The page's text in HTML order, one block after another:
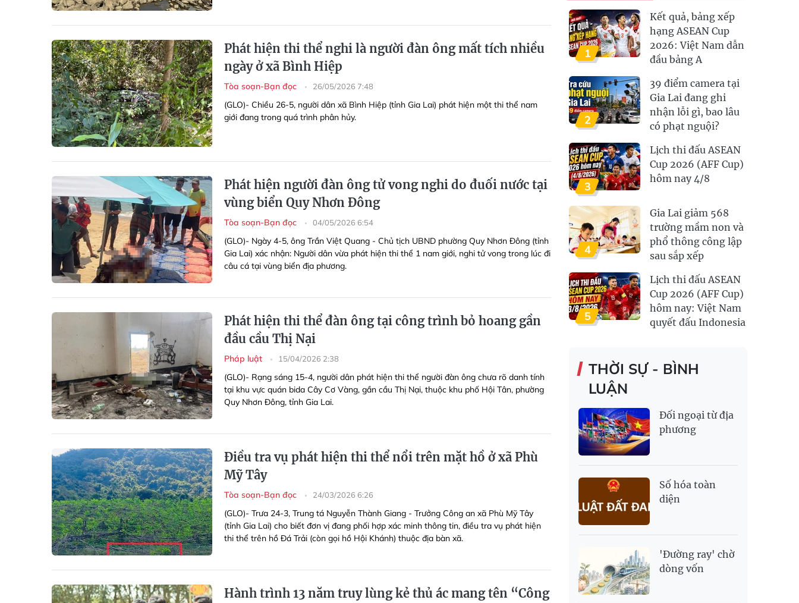
Phát hiện thi thể nghi là người đàn ông mất tích nhiều
ngày ở xã Bình Hiệp
Tòa soạn-Bạn đọc 26/05/2026 7:48
(GLO)- Chiều 26-5, người dân xã Bình Hiệp (tỉnh Gia Lai) phát hiện một thi thể nam
giới đang trong quá trình phân hủy.
Phát hiện người đàn ông tử vong nghi do đuối nước tại
vùng biển Quy Nhơn Đông
Tòa soạn-Bạn đọc 04/05/2026 6:54
(GLO)- Ngày 4-5, ông Trần Việt Quang - Chủ tịch UBND phường Quy Nhơn Đông (tỉnh
Gia Lai) xác nhận: Người dân vừa phát hiện thi thể 1 nam giới, nghi tử vong trong lúc đi
câu cá tại vùng biển địa phương.
Phát hiện thi thể đàn ông tại công trình bỏ hoang gần
đầu cầu Thị Nại
Pháp luật 15/04/2026 2:38
(GLO)- Rạng sáng 15-4, người dân phát hiện thi thể người đàn ông chưa rõ danh tính
tại khu vực quán bida Cây Cơ Vàng, gần cầu Thị Nại, thuộc khu phố Hội Tân, phường
Quy Nhơn Đông, tỉnh Gia Lai.
Điều tra vụ phát hiện thi thể nổi trên mặt hồ ở xã Phù
Mỹ Tây
Tòa soạn-Bạn đọc 24/03/2026 6:26
(GLO)- Trưa 24-3, Trung tá Nguyễn Thành Giang - Trưởng Công an xã Phù Mỹ Tây
(tỉnh Gia Lai) cho biết đơn vị đang phối hợp xác minh thông tin, điều tra vụ phát hiện
thi thể trên hồ Đá Trải (còn gọi hồ Hội Khánh) thuộc địa bàn xã.
Hành trình 13 năm truy lùng kẻ thủ ác mang tên “Công
1
Kết quả, bảng xếp
hạng ASEAN Cup
2026: Việt Nam dẫn
đầu bảng A
2
39 điểm camera tại
Gia Lai đang ghi
nhận lỗi gì, bao lâu
có phạt nguội?
3
Lịch thi đấu ASEAN
Cup 2026 (AFF Cup)
hôm nay 4/8
4
Gia Lai giảm 568
trường mầm non và
phổ thông công lập
sau sắp xếp
5
Lịch thi đấu ASEAN
Cup 2026 (AFF Cup)
hôm nay: Việt Nam
quyết đấu Indonesia
THỜI SỰ - BÌNH
LUẬN
Đối ngoại từ địa
phương
Số hóa toàn
diện
'Đường ray' chờ
dòng vốn